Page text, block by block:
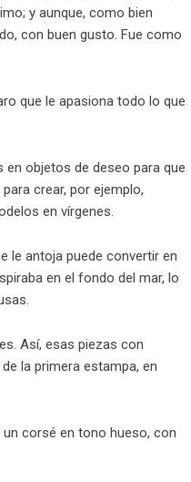
y aunque, como bien
con buen gusto. Fue como
que le apasiona todo lo que
en objetos de deseo para que
crear, por ejemplo,
en vírgenes.
le antoja puede convertir en
en el fondo del mar, lo
Así, esas piezas con
la primera estampa, en
corsé en tono hueso, con